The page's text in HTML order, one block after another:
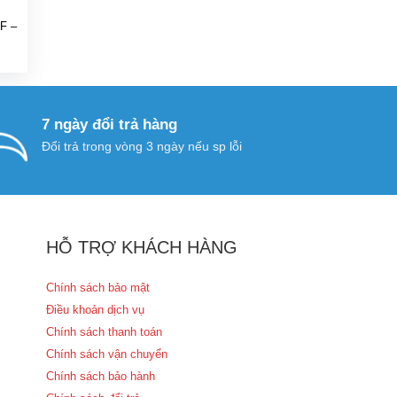
–
7 ngày đổi trả hàng
Đổi trả trong vòng 3 ngày nếu sp lỗi
HỖ TRỢ KHÁCH HÀNG
Chính sách bảo mật
Điều khoản dịch vụ
Chính sách thanh toán
Chính sách vận chuyển
Chính sách bảo hành